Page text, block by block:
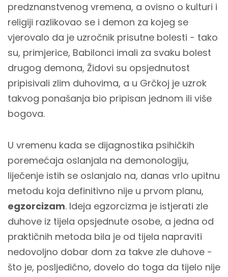
predznanstvenog vremena, a ovisno o kulturi i
religiji razlikovao se i demon za kojeg se
vjerovalo da je uzročnik prisutne bolesti - tako
su, primjerice, Babilonci imali za svaku bolest
drugog demona, Židovi su opsjednutost
pripisivali zlim duhovima, a u Grčkoj je uzrok
takvog ponašanja bio pripisan jednom ili više
bogova.
U vremenu kada se dijagnostika psihičkih
poremećaja oslanjala na demonologiju,
liječenje istih se oslanjalo na, danas vrlo upitnu
metodu koja definitivno nije u prvom planu,
egzorcizam. Ideja egzorcizma je istjerati zle
duhove iz tijela opsjednute osobe, a jedna od
praktičnih metoda bila je od tijela napraviti
nedovoljno dobar dom za takve zle duhove -
što je, posljedično, dovelo do toga da tijelo nije